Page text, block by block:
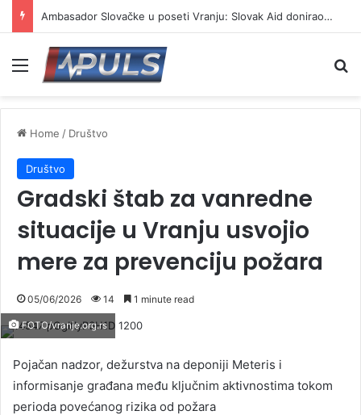
Ambasador Slovačke u poseti Vranju: Slovak Aid donirao presu za kartonski otpad
Menu
Home / Društvo
Društvo
Gradski štab za vanredne
situacije u Vranju usvojio
mere za prevenciju požara
05/06/2026 14 1 minute read
FOTO/vranje.org.rs
Pojačan nadzor, dežurstva na deponiji Meteris i
informisanje građana među ključnim aktivnostima tokom
perioda povećanog rizika od požara